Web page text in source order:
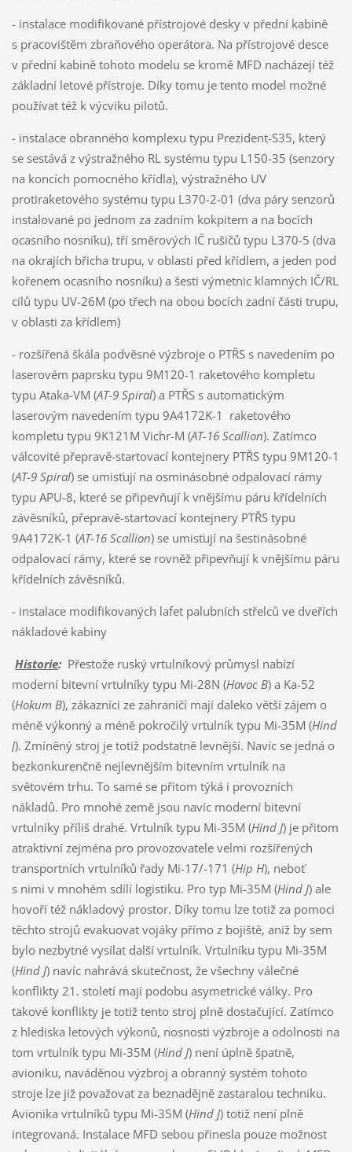
- instalace modifikované přístrojové desky v přední kabině
s pracovištěm zbraňového operátora. Na přístrojové desce
v přední kabině tohoto modelu se kromě MFD nacházejí též
základní letové přístroje. Díky tomu je tento model možné
používat též k výcviku pilotů.
- instalace obranného komplexu typu Prezident-S35, který
se sestává z výstražného RL systému typu L150-35 (senzory
na koncích pomocného křídla), výstražného UV
protiraketového systému typu L370-2-01 (dva páry senzorů
instalované po jednom za zadním kokpitem a na bocích
ocasního nosníku), tří směrových IČ rušičů typu L370-5 (dva
na okrajích břicha trupu, v oblasti před křídlem, a jeden pod
kořenem ocasního nosníku) a šesti výmetnic klamných IČ/RL
cílů typu UV-26M (po třech na obou bocích zadní části trupu,
v oblasti za křídlem)
- rozšířená škála podvěsné výzbroje o PTŘS s navedením po
laserovém paprsku typu 9M120-1 raketového kompletu
typu Ataka-VM (AT-9 Spiral) a PTŘS s automatickým
laserovým navedením typu 9A4172K-1 raketového
kompletu typu 9K121M Vichr-M (AT-16 Scallion). Zatímco
válcovité přepravě-startovací kontejnery PTŘS typu 9M120-1
(AT-9 Spiral) se umisťují na osminásobné odpalovací rámy
typu APU-8, které se připevňují k vnějšímu páru křídelních
závěsníků, přepravě-startovací kontejnery PTŘS typu
9A4172K-1 (AT-16 Scallion) se umisťují na šestinásobné
odpalovací rámy, které se rovněž připevňují k vnějšímu páru
křídelních závěsníků.
- instalace modifikovaných lafet palubních střelců ve dveřích
nákladové kabiny
Historie:Přestože ruský vrtulníkový průmysl nabízí
moderní bitevní vrtulníky typu Mi-28N (Havoc B) a Ka-52
(Hokum B), zákazníci ze zahraničí mají daleko větší zájem o
méně výkonný a méně pokročilý vrtulník typu Mi-35M (Hind
J). Zmíněný stroj je totiž podstatně levnější. Navíc se jedná o
bezkonkurenčně nejlevnějším bitevním vrtulník na
světovém trhu. To samé se přitom týká i provozních
nákladů. Pro mnohé země jsou navíc moderní bitevní
vrtulníky příliš drahé. Vrtulník typu Mi-35M (Hind J) je přitom
atraktivní zejména pro provozovatele velmi rozšířených
transportních vrtulníků řady Mi-17/-171 (Hip H), neboť
s nimi v mnohém sdílí logistiku. Pro typ Mi-35M (Hind J) ale
hovoří též nákladový prostor. Díky tomu lze totiž za pomoci
těchto strojů evakuovat vojáky přímo z bojiště, aniž by sem
bylo nezbytné vysílat další vrtulník. Vrtulníku typu Mi-35M
(Hind J) navíc nahrává skutečnost, že všechny válečné
konflikty 21. století mají podobu asymetrické války. Pro
takové konflikty je totiž tento stroj plně dostačující. Zatímco
z hlediska letových výkonů, nosnosti výzbroje a odolnosti na
tom vrtulník typu Mi-35M (Hind J) není úplně špatně,
avioniku, naváděnou výzbroj a obranný systém tohoto
stroje lze již považovat za beznadějně zastaralou techniku.
Avionika vrtulníků typu Mi-35M (Hind J) totiž není plně
integrovaná. Instalace MFD sebou přinesla pouze možnost